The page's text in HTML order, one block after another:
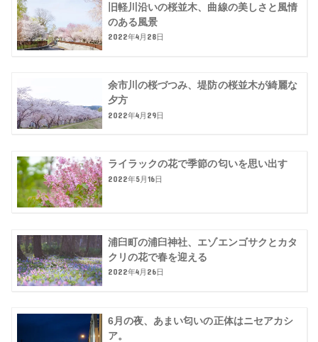
旧軽川沿いの桜並木、曲線の美しさと風情
のある風景
2022年4月28日
余市川の桜づつみ、堤防の桜並木が綺麗な
夕方
2022年4月29日
ライラックの花で季節の匂いを思い出す
2022年5月16日
浦臼町の浦臼神社、エゾエンゴサクとカタ
クリの花で春を迎える
2022年4月26日
6月の夜、あまい匂いの正体はニセアカシ
ア。